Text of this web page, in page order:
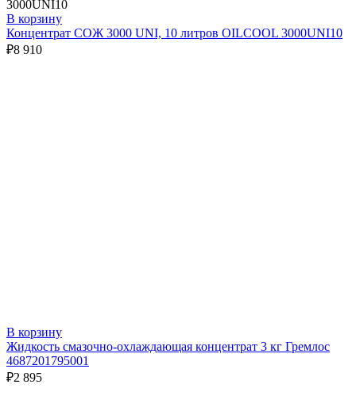
В корзину
Концентрат СОЖ 3000 UNI, 10 литров OILCOOL 3000UNI10
₽8 910
В корзину
Жидкость смазочно-охлаждающая концентрат 3 кг Гремлос
4687201795001
₽2 895